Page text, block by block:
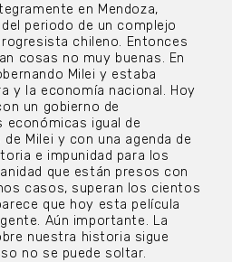
en Mendoza,
periodo de un complejo
chileno. Entonces
cosas no muy buenas. En
Milei y estaba
y la economía nacional. Hoy
un gobierno de
económicas igual de
Milei y con una agenda de
e impunidad para los
que están presos con
casos, superan los cientos
que hoy esta película
Aún importante. La
nuestra historia sigue
no se puede soltar.